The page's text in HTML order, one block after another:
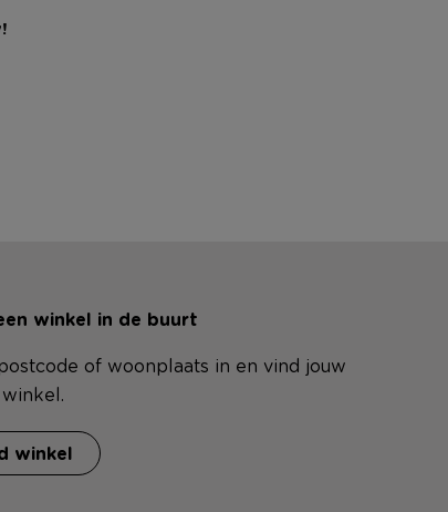
winkel in de buurt
of woonplaats in en vind jouw
winkel